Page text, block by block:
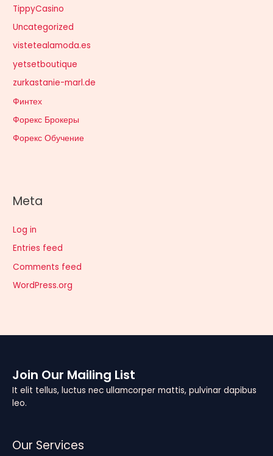
TippyCasino
Uncategorized
vistetealamoda.es
yetsetboutique
zurkastanie-marl.de
Финтех
Форекс Брокеры
Форекс Обучение
Meta
Log in
Entries feed
Comments feed
WordPress.org
Join Our Mailing List
It elit tellus, luctus nec ullamcorper mattis, pulvinar dapibus
leo.
Our Services